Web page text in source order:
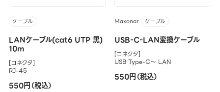
ケーブル
LANケーブル(cat6 UTP 黒)
10m
[コネクタ]
RJ-45
550円（税込）
Maxonar ケーブル
USB-C-LAN変換ケーブル
[コネクタ]
USB Type-C～ LAN
550円（税込）